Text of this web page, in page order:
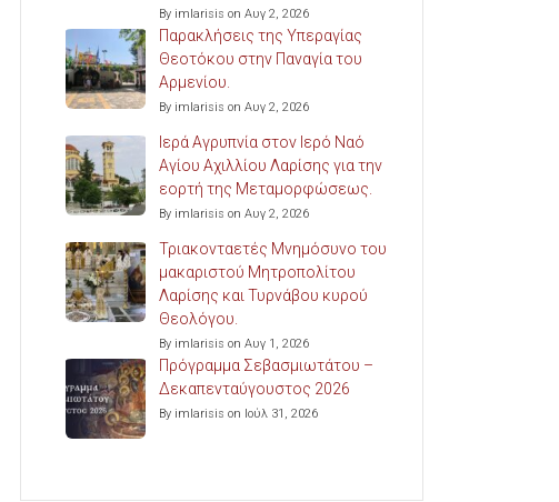
By imlarisis on Αυγ 2, 2026
Παρακλήσεις της Υπεραγίας
Θεοτόκου στην Παναγία του
Αρμενίου.
By imlarisis on Αυγ 2, 2026
Ιερά Αγρυπνία στον Ιερό Ναό
Αγίου Αχιλλίου Λαρίσης για την
εορτή της Μεταμορφώσεως.
By imlarisis on Αυγ 2, 2026
Τριακονταετές Μνημόσυνο του
μακαριστού Μητροπολίτου
Λαρίσης και Τυρνάβου κυρού
Θεολόγου.
By imlarisis on Αυγ 1, 2026
Πρόγραμμα Σεβασμιωτάτου –
Δεκαπενταύγουστος 2026
By imlarisis on Ιούλ 31, 2026